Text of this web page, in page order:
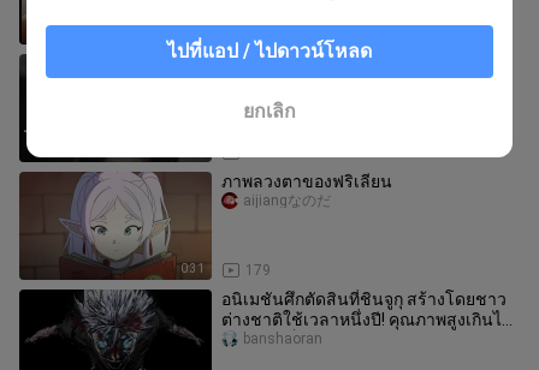
ฟิคเกาหลีแนววายเรื่องใหม่!! หนุ่มตัวเล็ก
สดใสส่งลูกตรงใจ × นักเรียนอัจฉริยะเย็น
ชาแต่แตกสลาย! แม้ว่าเจ
shashadeshayu
0:31
ภาพลวงตาของฟริเลียน
179
aijiangなのだ
อนิเมชันศึกตัดสินที่ชินจูกุ สร้างโดยชาว
ต่างชาติใช้เวลาหนึ่งปี! คุณภาพสูงเกินไป!!
ขอยกให้เป็นผลงานแฟน
banshaoran
ไปที่แอป / ไปดาวน์โหลด
ยกเลิก